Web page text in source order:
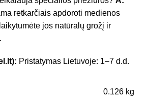
retkarčiais apdoroti medienos
jos natūralų grožį ir
Pristatymas Lietuvoje: 1–7 d.d.
0.126 kg